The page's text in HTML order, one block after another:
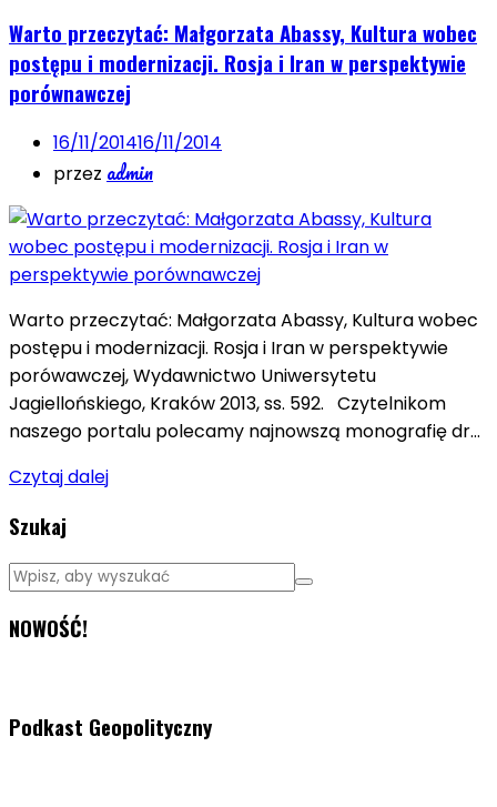
Warto przeczytać: Małgorzata Abassy, Kultura wobec
postępu i modernizacji. Rosja i Iran w perspektywie
porównawczej
16/11/201416/11/2014
przez admin
Warto przeczytać: Małgorzata Abassy, Kultura wobec
postępu i modernizacji. Rosja i Iran w perspektywie
porówawczej, Wydawnictwo Uniwersytetu
Jagiellońskiego, Kraków 2013, ss. 592. Czytelnikom
naszego portalu polecamy najnowszą monografię dr…
Czytaj dalej
Szukaj
NOWOŚĆ!
Podkast Geopolityczny